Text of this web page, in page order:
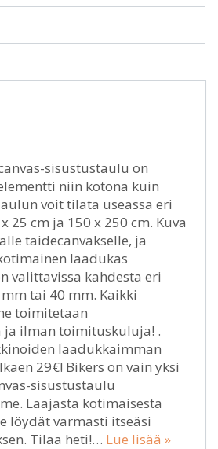
sisustustaulu on
niin kotona kuin
voit tilata useassa eri
25 cm ja 150 x 250 cm. Kuva
taidecanvakselle, ja
laadukas
valittavissa kahdesta eri
tai 40 mm. Kaikki
toimitetaan
ilman toimituskuluja! .
laadukkaimman
29€! Bikers on vain yksi
sisustustaulu
Laajasta kotimaisesta
löydät varmasti itseäsi
Tilaa heti!… Lue lisää »